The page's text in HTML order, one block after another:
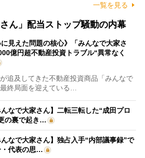
一覧を見る
さん」配当ストップ騒動の内幕
に見えた問題の核心》「みんなで大家さ
億円超不動産投資トラブル“異常なく
追及してきた不動産投資商品「みんなで
終局面を迎えている…
んなで大家さん】二転三転した“成田プロ
の裏で起き…
んなで大家さん】独占入手“内部議事録”で
・代表の思…